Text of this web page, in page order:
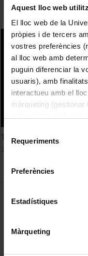
Aquest lloc web
El lloc web de la
pròpies i de tercers
vostres preferències
al lloc web amb
puguin diferenciar la
usuaris), amb
interactueu amb el
màrqueting (gestionar
consultar laPolítica
Requeriments
Preferències
Estadístiques
Màrqueting
The performativity of